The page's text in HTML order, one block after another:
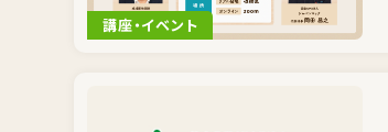
講座・イベント